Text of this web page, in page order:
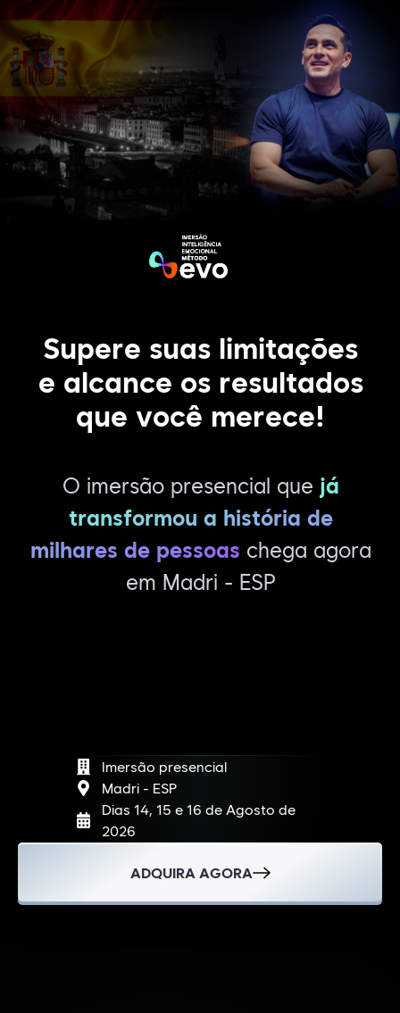
Supere suas limitações
e alcance os resultados
que você merece!
O imersão presencial que já
transformou a história de
milhares de pessoas chega agora
em Madri - ESP
Imersão presencial
Madri - ESP
Dias 14, 15 e 16 de Agosto de
2026
ADQUIRA AGORA